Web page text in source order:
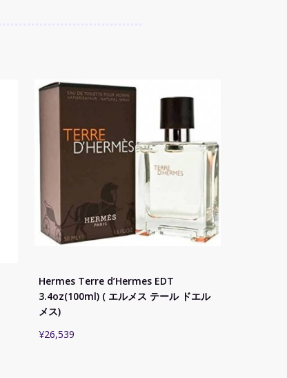
Hermes Terre d’Hermes EDT
3.4oz(100ml) ( エルメス テール ドエル
メス)
¥26,539